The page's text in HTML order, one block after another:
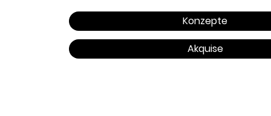
Konzepte
Akquise